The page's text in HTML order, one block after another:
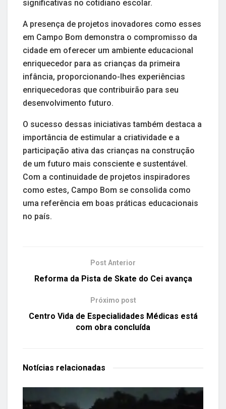
significativas no cotidiano escolar.
A presença de projetos inovadores como esses
em Campo Bom demonstra o compromisso da
cidade em oferecer um ambiente educacional
enriquecedor para as crianças da primeira
infância, proporcionando-lhes experiências
enriquecedoras que contribuirão para seu
desenvolvimento futuro.
O sucesso dessas iniciativas também destaca a
importância de estimular a criatividade e a
participação ativa das crianças na construção
de um futuro mais consciente e sustentável.
Com a continuidade de projetos inspiradores
como estes, Campo Bom se consolida como
uma referência em boas práticas educacionais
no país.
Post Anterior
Reforma da Pista de Skate do Cei avança
Próximo post
Centro Vida de Especialidades Médicas está
com obra concluída
Notícias relacionadas